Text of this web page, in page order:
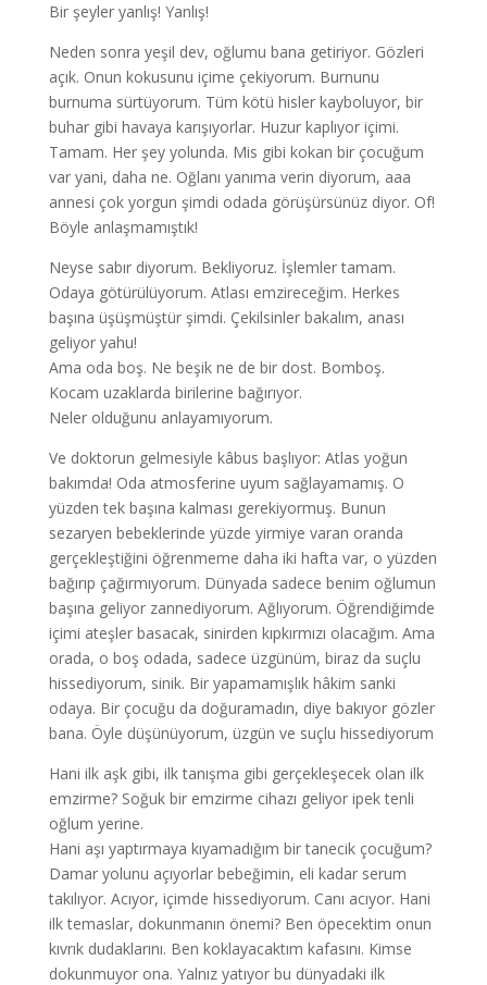
Bir şeyler yanlış! Yanlış!
Neden sonra yeşil dev, oğlumu bana getiriyor. Gözleri
açık. Onun kokusunu içime çekiyorum. Burnunu
burnuma sürtüyorum. Tüm kötü hisler kayboluyor, bir
buhar gibi havaya karışıyorlar. Huzur kaplıyor içimi.
Tamam. Her şey yolunda. Mis gibi kokan bir çocuğum
var yani, daha ne. Oğlanı yanıma verin diyorum, aaa
annesi çok yorgun şimdi odada görüşürsünüz diyor. Of!
Böyle anlaşmamıştık!
Neyse sabır diyorum. Bekliyoruz. İşlemler tamam.
Odaya götürülüyorum. Atlası emzireceğim. Herkes
başına üşüşmüştür şimdi. Çekilsinler bakalım, anası
geliyor yahu!
Ama oda boş. Ne beşik ne de bir dost. Bomboş.
Kocam uzaklarda birilerine bağırıyor.
Neler olduğunu anlayamıyorum.
Ve doktorun gelmesiyle kâbus başlıyor: Atlas yoğun
bakımda! Oda atmosferine uyum sağlayamamış. O
yüzden tek başına kalması gerekiyormuş. Bunun
sezaryen bebeklerinde yüzde yirmiye varan oranda
gerçekleştiğini öğrenmeme daha iki hafta var, o yüzden
bağırıp çağırmıyorum. Dünyada sadece benim oğlumun
başına geliyor zannediyorum. Ağlıyorum. Öğrendiğimde
içimi ateşler basacak, sinirden kıpkırmızı olacağım. Ama
orada, o boş odada, sadece üzgünüm, biraz da suçlu
hissediyorum, sinik. Bir yapamamışlık hâkim sanki
odaya. Bir çocuğu da doğuramadın, diye bakıyor gözler
bana. Öyle düşünüyorum, üzgün ve suçlu hissediyorum
Hani ilk aşk gibi, ilk tanışma gibi gerçekleşecek olan ilk
emzirme? Soğuk bir emzirme cihazı geliyor ipek tenli
oğlum yerine.
Hani aşı yaptırmaya kıyamadığım bir tanecik çocuğum?
Damar yolunu açıyorlar bebeğimin, eli kadar serum
takılıyor. Acıyor, içimde hissediyorum. Canı acıyor. Hani
ilk temaslar, dokunmanın önemi? Ben öpecektim onun
kıvrık dudaklarını. Ben koklayacaktım kafasını. Kimse
dokunmuyor ona. Yalnız yatıyor bu dünyadaki ilk